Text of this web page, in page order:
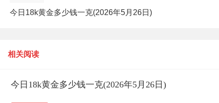
今日18k黄金多少钱一克(2026年5月26日)
相关阅读
今日18k黄金多少钱一克(2026年5月26日)